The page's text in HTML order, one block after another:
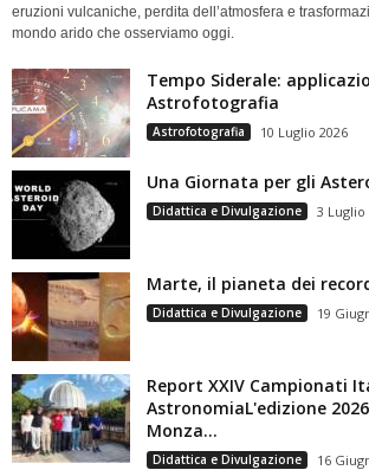
eruzioni vulcaniche, perdita dell’atmosfera e
mondo arido che osserviamo oggi.
Tempo Siderale:
Astrofotografia
Astrofotografia 10 Luglio 2026
Una Giornata per gli
Didattica e Divulgazione 3 Luglio
Marte, il pianeta dei
Didattica e Divulgazione 19
Report XXIV Campionati
AstronomiaL'edizione
Monza...
Didattica e Divulgazione
16